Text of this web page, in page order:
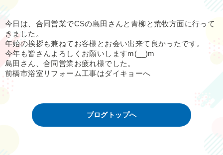
今日は、合同営業でCSの島田さんと青柳と荒牧方面に行って
きました。
年始の挨拶も兼ねてお客様とお会い出来て良かったです。
今年も皆さんよろしくお願いしますm(__)m
島田さん、合同営業お疲れ様でした。
前橋市浴室リフォーム工事はダイキョーへ
ブログトップへ